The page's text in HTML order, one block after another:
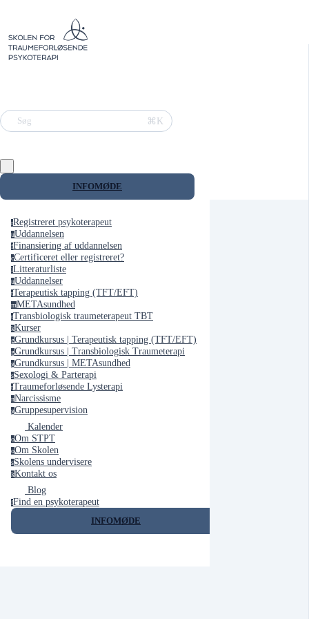
Søg ⌘K
INFOMØDE
rRegistreret psykoterapeut
uUddannelsen
fFinansiering af uddannelsen
cCertificeret eller registreret?
lLitteraturliste
uUddannelser
tTerapeutisk tapping (TFT/EFT)
mMETAsundhed
tTransbiologisk traumeterapeut TBT
kKurser
gGrundkursus | Terapeutisk tapping (TFT/EFT)
gGrundkursus | Transbiologisk Traumeterapi
gGrundkursus | METAsundhed
sSexologi & Parterapi
tTraumeforløsende Lysterapi
nNarcissisme
gGruppesupervision
Kalender
oOm STPT
oOm Skolen
sSkolens undervisere
kKontakt os
Blog
fFind en psykoterapeut
INFOMØDE